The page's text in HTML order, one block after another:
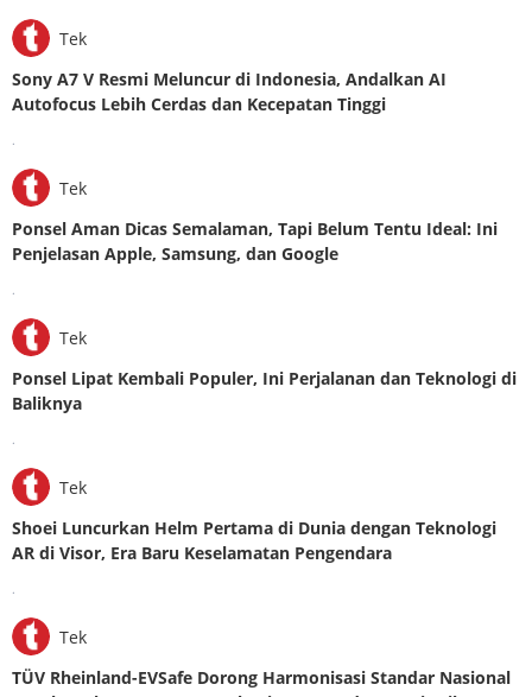
Tek
Sony A7 V Resmi Meluncur di Indonesia, Andalkan AI
Autofocus Lebih Cerdas dan Kecepatan Tinggi
.
Tek
Ponsel Aman Dicas Semalaman, Tapi Belum Tentu Ideal: Ini
Penjelasan Apple, Samsung, dan Google
.
Tek
Ponsel Lipat Kembali Populer, Ini Perjalanan dan Teknologi di
Baliknya
.
Tek
Shoei Luncurkan Helm Pertama di Dunia dengan Teknologi
AR di Visor, Era Baru Keselamatan Pengendara
.
Tek
TÜV Rheinland-EVSafe Dorong Harmonisasi Standar Nasional